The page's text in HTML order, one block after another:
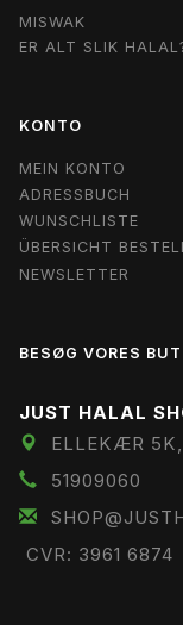
MISWAK
ER ALT SLIK
KONTO
MEIN KONTO
ADRESSBUCH
WUNSCHLISTE
ÜBERSICHT
NEWSLETTER
BESØG VORES
JUST HALAL
ELLEKÆR
51909060
CVR: 3961 6874